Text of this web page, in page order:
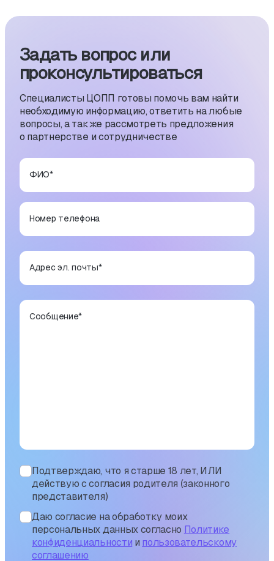
Задать вопрос или
проконсуль­тиро­ваться
Специалисты ЦОПП готовы помочь вам найти
необходимую информацию, ответить на любые
вопросы, а также рассмотреть предложения
о партнерстве и сотрудничестве
ФИО*
Номер телефона
Адрес эл. почты*
Сообщение*
Подтверждаю, что я старше 18 лет, ИЛИ
действую с согласия родителя (законного
представителя)
Даю согласие на обработку моих
персональных данных согласно Политике
конфиденциальности и пользовательскому
соглашению